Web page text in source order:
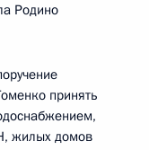
Родино
принять
жилых домов